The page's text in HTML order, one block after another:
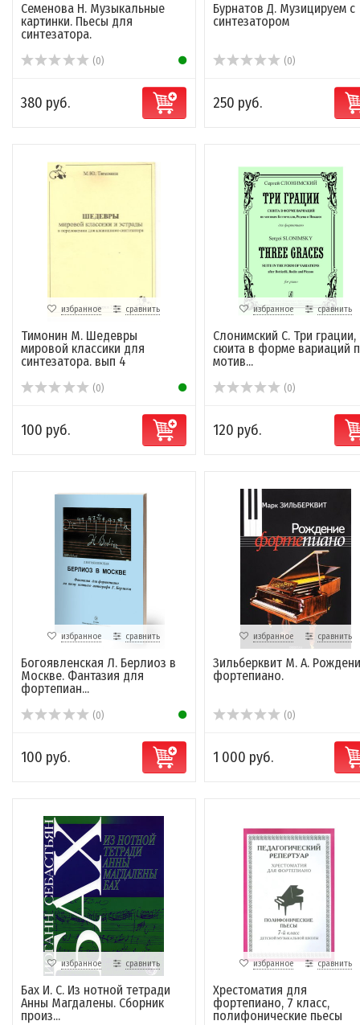
Семенова Н. Музыкальные
картинки. Пьесы для
синтезатора.
(0)
380 руб.
Бурнатов Д. Музицируем с
синтезатором
(0)
250 руб.
избранное сравнить
Тимонин М. Шедевры
мировой классики для
синтезатора. вып 4
(0)
100 руб.
избранное сравнить
Слонимский С. Три грации,
сюита в форме вариаций
мотив...
(0)
120 руб.
избранное сравнить
Богоявленская Л. Берлиоз в
Москве. Фантазия для
фортепиан...
(0)
100 руб.
избранное сравнить
Зильберквит М. А.
фортепиано.
(0)
1 000 руб.
избранное сравнить
Бах И. С. Из нотной тетради
Анны Магдалены. Сборник
произ...
избранное сравнить
Хрестоматия для
фортепиано, 7 класс,
полифонические пьесы